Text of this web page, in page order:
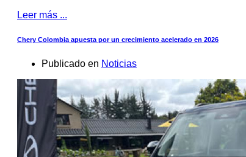
Leer más ...
Chery Colombia apuesta por un crecimiento acelerado en 2026
Publicado en Noticias